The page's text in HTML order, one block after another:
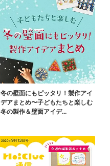
冬の壁面にもピッタリ！製作アイ
デアまとめ〜子どもたちと楽しむ
冬の製作＆壁面アイデ...